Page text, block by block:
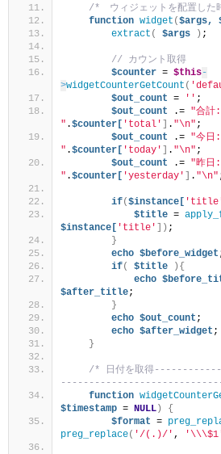
/*　ウィジェットを配置した
function widget ($args,
extract ( $args ) ;
// カウント取得
$counter = $this-
>widgetCounterGetCount (
$out_count = '' ;
$out_count .= "合計:
" .$counter[ 'total' . "\n" ;
$out_count .= "今日:
" .$counter[ 'today' . "\n" ;
$out_count .= "昨日:
" .$counter[ 'yesterday' . "\n"
if($instance[
$title =
$instance[ 'title' ]) ;
}
echo $before_widget
if( $title
){
echo
$after_title;
}
echo $out_count ;
echo $after_widget ;
}
/* 日付を取得
function
$timestamp = NULL )
{
$format =
preg_replace( '/(.)/' ,